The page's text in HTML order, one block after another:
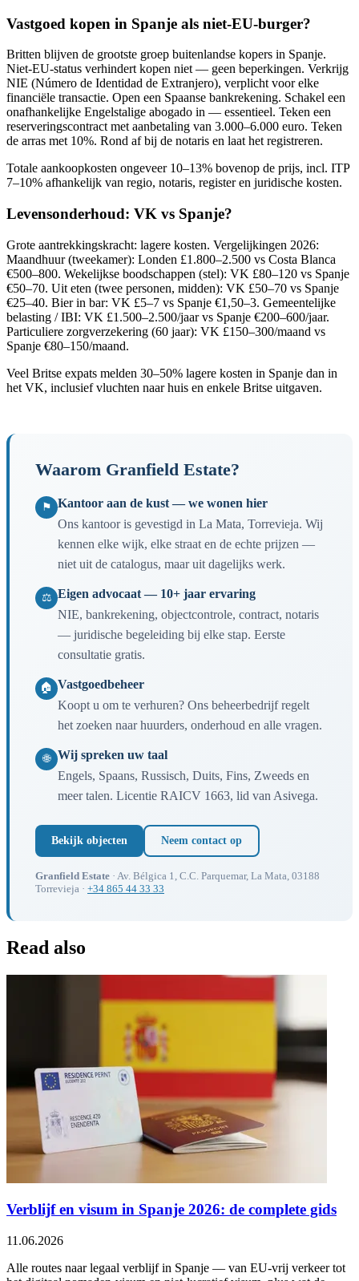
Vastgoed kopen in Spanje als niet-EU-burger?
Britten blijven de grootste groep buitenlandse kopers in Spanje.
Niet-EU-status verhindert kopen niet — geen beperkingen. Verkrijg
NIE (Número de Identidad de Extranjero), verplicht voor elke
financiële transactie. Open een Spaanse bankrekening. Schakel een
onafhankelijke Engelstalige abogado in — essentieel. Teken een
reserveringscontract met aanbetaling van 3.000–6.000 euro. Teken
de arras met 10%. Rond af bij de notaris en laat het registreren.
Totale aankoopkosten ongeveer 10–13% bovenop de prijs, incl. ITP
7–10% afhankelijk van regio, notaris, register en juridische kosten.
Levensonderhoud: VK vs Spanje?
Grote aantrekkingskracht: lagere kosten. Vergelijkingen 2026:
Maandhuur (tweekamer): Londen £1.800–2.500 vs Costa Blanca
€500–800. Wekelijkse boodschappen (stel): VK £80–120 vs Spanje
€50–70. Uit eten (twee personen, midden): VK £50–70 vs Spanje
€25–40. Bier in bar: VK £5–7 vs Spanje €1,50–3. Gemeentelijke
belasting / IBI: VK £1.500–2.500/jaar vs Spanje €200–600/jaar.
Particuliere zorgverzekering (60 jaar): VK £150–300/maand vs
Spanje €80–150/maand.
Veel Britse expats melden 30–50% lagere kosten in Spanje dan in
het VK, inclusief vluchten naar huis en enkele Britse uitgaven.
Waarom Granfield Estate?
⚑ Kantoor aan de kust — we wonen hier
Ons kantoor is gevestigd in La Mata, Torrevieja. Wij
kennen elke wijk, elke straat en de echte prijzen —
niet uit de catalogus, maar uit dagelijks werk.
⚖ Eigen advocaat — 10+ jaar ervaring
NIE, bankrekening, objectcontrole, contract, notaris
— juridische begeleiding bij elke stap. Eerste
consultatie gratis.
🏠 Vastgoedbeheer
Koopt u om te verhuren? Ons beheerbedrijf regelt
het zoeken naar huurders, onderhoud en alle vragen.
🌐
Wij spreken uw taal
Engels, Spaans, Russisch, Duits, Fins, Zweeds en
meer talen. Licentie RAICV 1663, lid van Asivega.
Bekijk objecten Neem contact op
Granfield Estate · Av. Bélgica 1, C.C. Parquemar, La Mata, 03188
Torrevieja · +34 865 44 33 33
Read also
Verblijf en visum in Spanje 2026: de complete gids
11.06.2026
Alle routes naar legaal verblijf in Spanje — van EU-vrij verkeer tot